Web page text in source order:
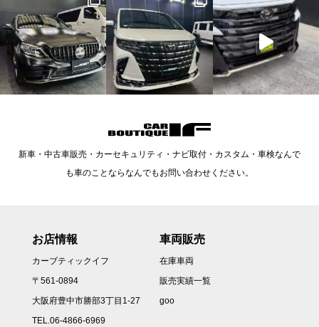
新車・中古車販売・カーセキュリティ・ナビ取付・カスタム・車検なんで
も車のことならなんでもお問い合わせください。
お店情報
カーブティックイフ
〒561-0894
大阪府豊中市勝部3丁目1-27
TEL.06-4866-6969
車両販売
在庫車両
販売実績一覧
goo